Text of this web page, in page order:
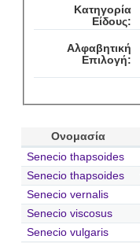
Κατηγορία
Είδους:
Αλφαβητική
Επιλογή:
Ονομασία
Senecio thapsoides
Senecio thapsoides
Senecio vernalis
Senecio viscosus
Senecio vulgaris